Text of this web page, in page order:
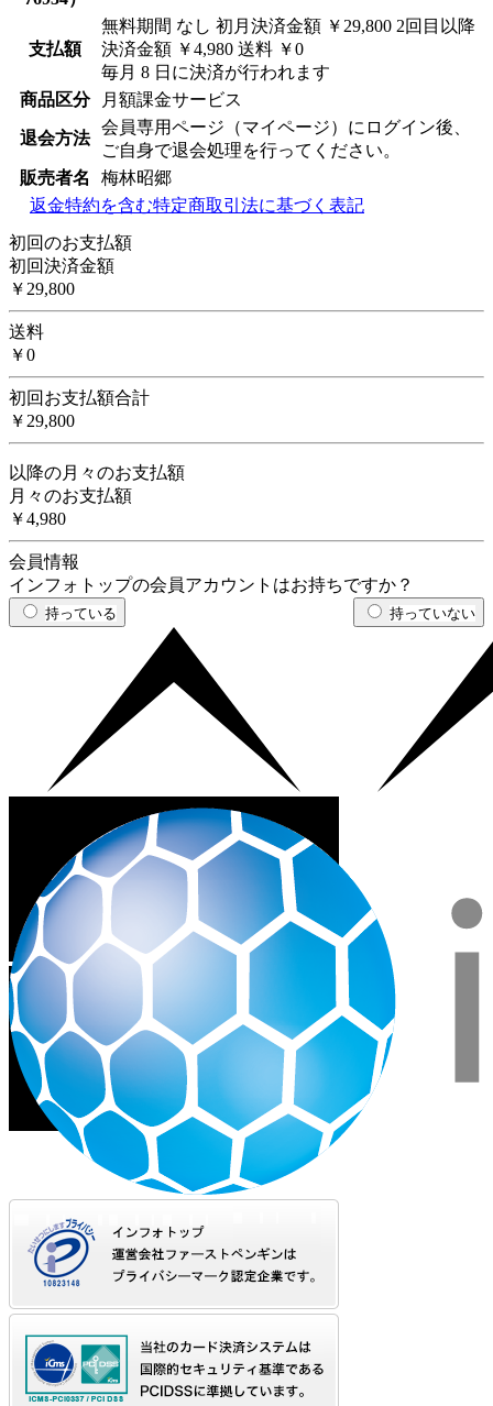
支払額
無料期間 なし 初月決済金額 ￥29,800 2回目以降
決済金額 ￥4,980 送料 ￥0
毎月 8 日に決済が行われます
商品区分
月額課金サービス
退会方法
会員専用ページ（マイページ）にログイン後、
ご自身で退会処理を行ってください。
販売者名
梅林昭郷
返金特約を含む特定商取引法に基づく表記
初回のお支払額
初回決済金額
￥29,800
送料
￥0
初回お支払額合計
￥29,800
以降の月々のお支払額
月々のお支払額
￥4,980
会員情報
インフォトップの会員アカウントはお持ちですか？
持っている 持っていない